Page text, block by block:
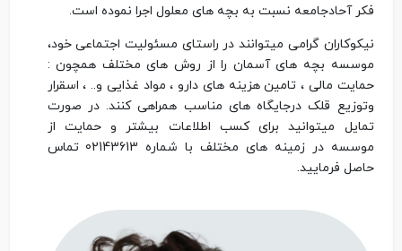
فکر آحادجامعه نسبت به بچه های معلول اجرا نموده است.
نیکوکاران گرامی میتوانند در راستای مسئولیت اجتماعی خود،
موسسه بچه های آسمان را از روش های مختلف همچون :
حمایت مالی ، تامین هزینه های دارو ، مواد غذایی و.. ، اسقرار
وتوزیع قلک درجایگاه های مناسب همراهی کنند. در صورت
تمایل میتوانید برای کسب اطلاعات بیشتر و حمایت از
موسسه در زمینه های مختلف با شماره 02143613 تماس
حاصل فرمایید.